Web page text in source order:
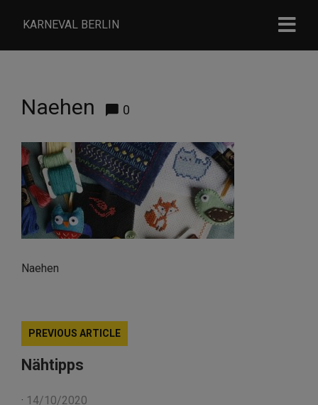
KARNEVAL BERLIN
Naehen 0
Naehen
PREVIOUS ARTICLE
Nähtipps
· 14/10/2020